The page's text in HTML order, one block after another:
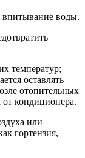
впитывание воды.
температур;
оставлять
отопительных
кондиционера.
или
гортензия,